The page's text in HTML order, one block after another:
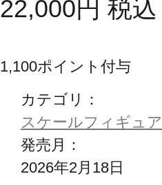
22,000円 税込
1,100ポイント付与
カテゴリ：
スケールフィギュア
発売月：
2026年2月18日